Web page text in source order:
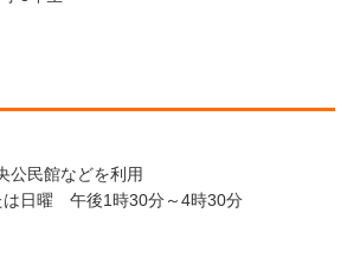
公民館などを利用
日曜 午後1時30分～4時30分